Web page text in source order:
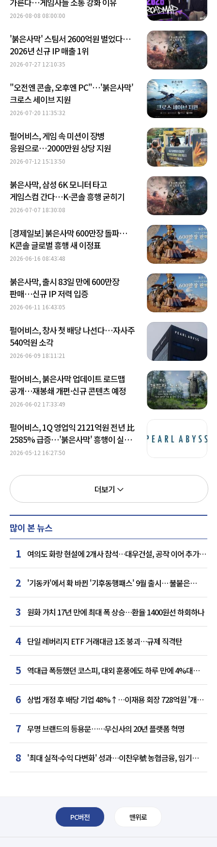
2026-08-08 08:00:00
'붉은사막' 스팀서 2600억원 벌었다…
2026년 신규 IP 매출 1위
2026-07-27 12:10:35
"오전엔 콘솔, 오후엔 PC"…'붉은사막'
크로스 세이브 지원
2026-07-20 11:35:32
펄어비스, 게임 속 미션이 장병
응원으로…2000만원 상당 지원
2026-07-12 15:13:50
붉은사막, 삼성 6K 모니터 타고
게임스컴 간다…K-콘솔 흥행 굳히기
2026-07-07 18:30:08
[경제일보] 붉은사막 600만장 돌파…
K콘솔 글로벌 흥행 새 이정표
2026-06-16 08:43:48
붉은사막, 출시 83일 만에 600만장
판매…신규 IP 저력 입증
2026-06-11 16:43:05
펄어비스, 창사 첫 배당 나선다…자사주
540억원 소각
2026-06-09 18:11:21
펄어비스, 붉은사막 업데이트 로드맵
공개…재봉쇄 개편·신규 콘텐츠 예정
2026-06-02 17:33:49
펄어비스, 1Q 영업익 2121억원 전년 比
2585% 급증…'붉은사막' 흥행이 실적
견인
2026-05-12 16:27:50
더보기
많이 본 뉴스
1 여의도 화랑 현설에 2개사 참석…대우건설, 공작 이어 추가
거점 확보하나
2 '기동카'에서 확 바뀐 '기후동행패스' 9월 출시… 불붙은
카드사 경쟁
3 원화 가치 17년 만에 최대 폭 상승…환율 1400원선 하회하나
4 단일 레버리지 ETF 거래대금 1조 붕괴…규제 직격탄
5 역대급 폭등했던 코스피, 대외 훈풍에도 하루 만에 4%대
급락
6 상법 개정 후 배당 기업 48%↑…이재용 회장 728억원 '개인
최다'
7 무명 브랜드의 등용문……무신사의 20년 플랫폼 혁명
8 '최대 실적·수익 다변화' 성과…이찬우號 농협금융, 임기
말년 성장 박차
PC버전 맨위로